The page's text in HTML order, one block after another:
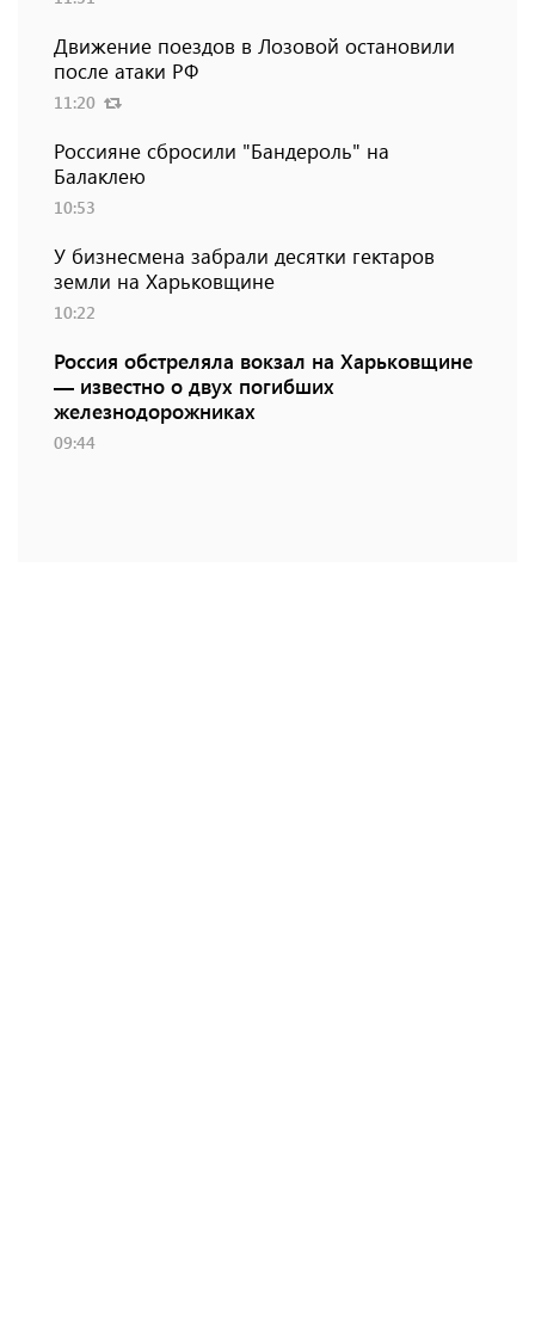
Движение поездов в Лозовой остановили
после атаки РФ
11:20
Россияне сбросили "Бандероль" на
Балаклею
10:53
У бизнесмена забрали десятки гектаров
земли на Харьковщине
10:22
Россия обстреляла вокзал на Харьковщине
— известно о двух погибших
железнодорожниках
09:44